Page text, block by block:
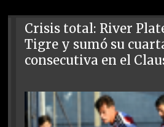
Crisis total: River
Tigre y sumó su
consecutiva en el